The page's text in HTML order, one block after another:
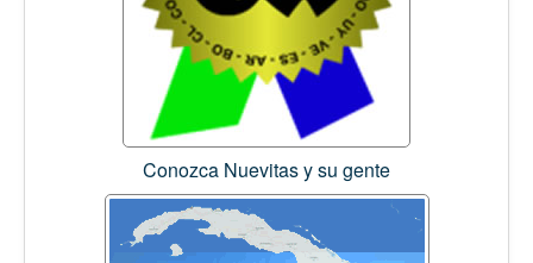
Conozca Nuevitas y su gente